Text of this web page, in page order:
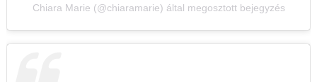
Chiara Marie (@chiaramarie) által megosztott bejegyzés